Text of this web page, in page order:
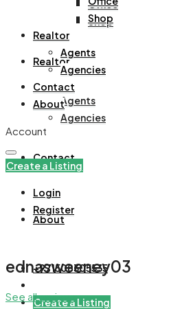
Office
Shop
Realtor
Agents
Agencies
Contact
About
+971508305535
Create a Listing
Shop
Realtor
Agents
Agencies
Contact
About
Account
Create a Listing
Login
Register
ednasweeney03
See all reviews